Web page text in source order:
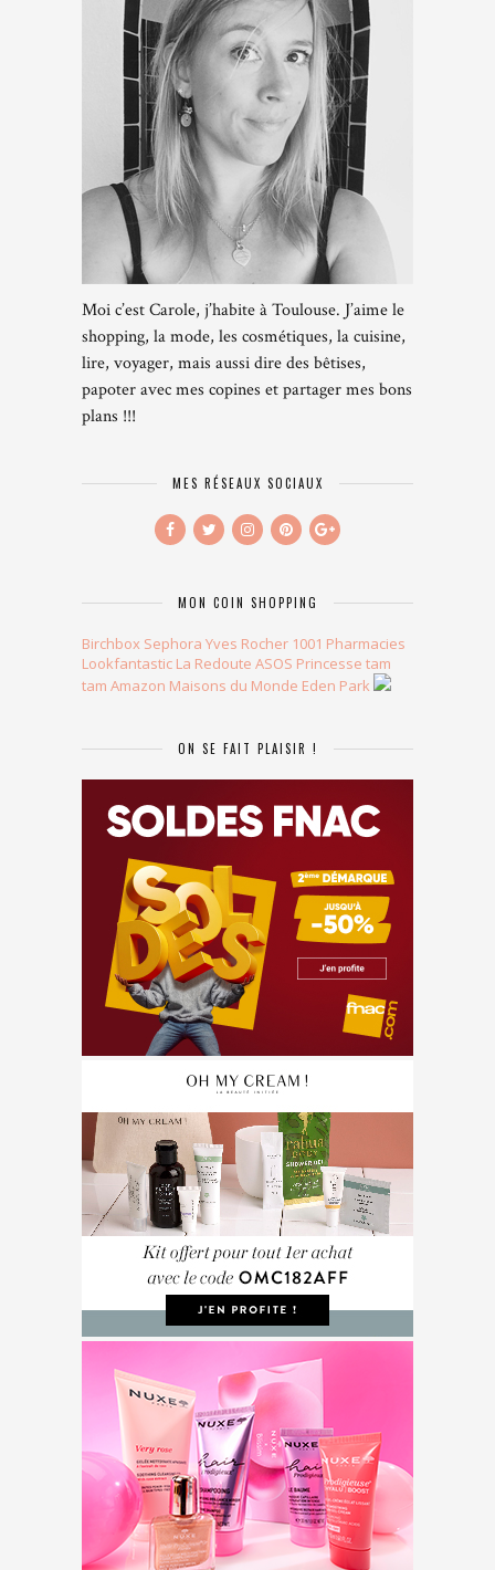
Moi c’est Carole, j’habite à Toulouse. J’aime le
shopping, la mode, les cosmétiques, la cuisine,
lire, voyager, mais aussi dire des bêtises,
papoter avec mes copines et partager mes bons
plans !!!
MES RÉSEAUX SOCIAUX
MON COIN SHOPPING
Birchbox Sephora Yves Rocher 1001 Pharmacies
Lookfantastic La Redoute ASOS Princesse tam
tam Amazon Maisons du Monde Eden Park
ON SE FAIT PLAISIR !